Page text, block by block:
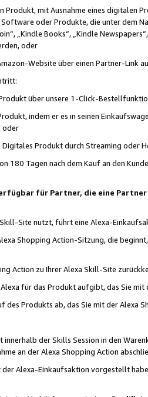
mit Ausnahme eines digitalen
oder Produkte, die unter dem
„Kindle Books“, „Kindle
oder
Website über einen Partner-Link
über unsere 1-Click-
indem er es in seinen
oder
Produkt durch Streaming oder
180 Tagen nach dem Kauf an den
für Partner, die eine
Site nutzt, führt eine Alexa-
Shopping Action-Sitzung, die
Action zu Ihrer Alexa Skill-Site
für das Produkt aufgibt, das Sie mit
des Produkts ab, das Sie mit der Alexa
der Skills Session in den
an der Alexa Shopping Action
Alexa-Einkaufsaktion vorgestellt